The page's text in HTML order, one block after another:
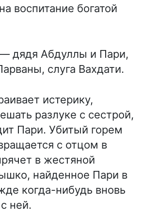
воспитание богатой
дядя Абдуллы и Пари,
слуга Вахдати.
истерику,
разлуке с сестрой,
Пари. Убитый горем
с отцом в
в жестяной
найденное Пари в
когда-нибудь вновь
ней.